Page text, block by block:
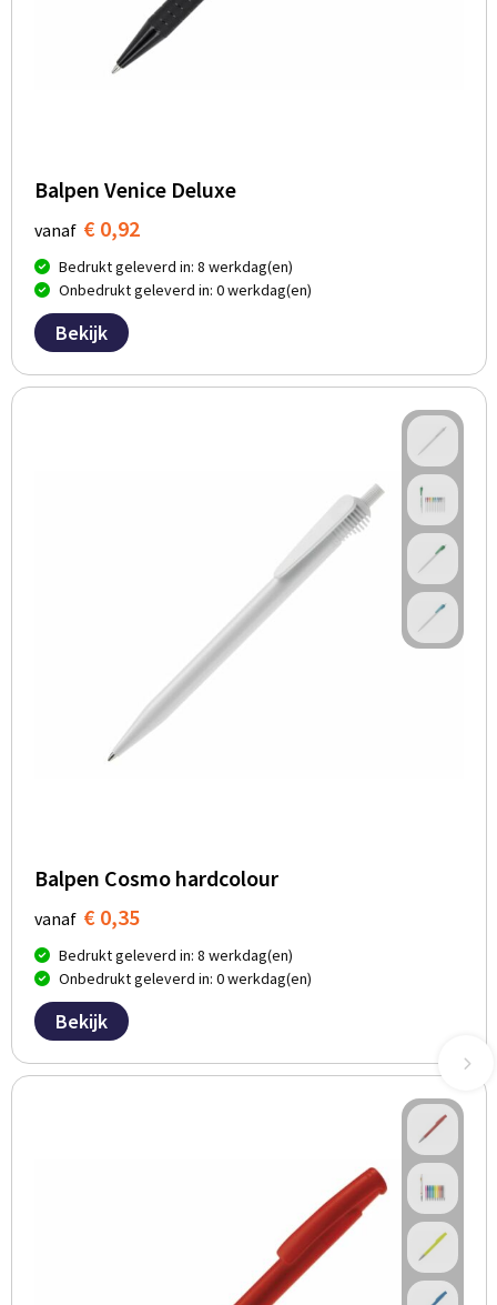
Balpen Venice Deluxe
vanaf € 0,92
Bedrukt geleverd in: 8 werkdag(en)
Onbedrukt geleverd in: 0 werkdag(en)
Bekijk
Balpen Cosmo hardcolour
vanaf € 0,35
Bedrukt geleverd in: 8 werkdag(en)
Onbedrukt geleverd in: 0 werkdag(en)
Bekijk